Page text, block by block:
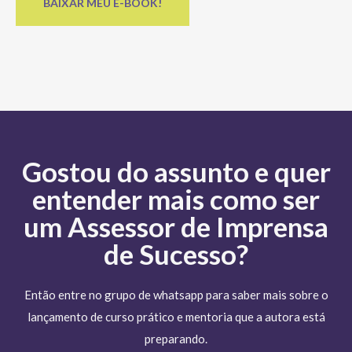
Gostou do assunto e quer
entender mais como ser
um Assessor de Imprensa
de Sucesso?
Então entre no grupo de whatsapp para saber mais sobre o
lançamento de curso prático e mentoria que a autora está
preparando.